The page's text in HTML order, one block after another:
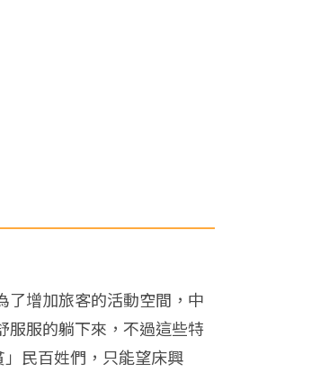
了增加旅客的活動空間，中
服服的躺下來，不過這些特
民百姓們，只能望床興